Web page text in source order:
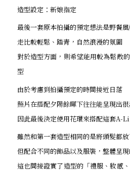
造型設定：新娘指定
最後一套原本拍攝的預定想法是野餐
走比較輕鬆、踏青，自然浪漫的氛圍
對於造型方面，則希望能用較為鬆散
型
由於考慮到拍攝預定的時間接近日落
照片在搭配夕陽餘暉下往往能呈現出
因此最後決定使用花環來搭配這套A-
雖然和第一套造型相同的是將頭髮都
但配合不同的飾品以及服裝，整體呈
這也間接證實了造型的「禮服、妝感